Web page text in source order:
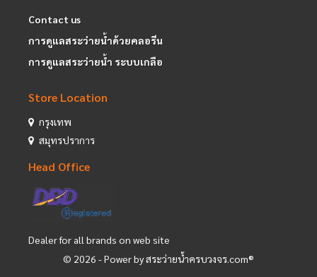
Contact us
การดูแลสระว่ายน้ำด้วยคลอรีน
การดูแลสระว่ายน้ำ ระบบเกลือ
Store Location
กรุงเทพ
สมุทรปราการ
Head Office
Dealer for all brands on web site
© 2026 - Power by สระว่ายน้ำครบวงจร.com®